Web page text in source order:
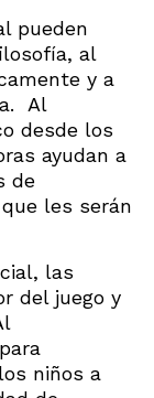
pueden
al
y a
Al
desde los
ayudan a
de
les serán
las
del juego y
niños a